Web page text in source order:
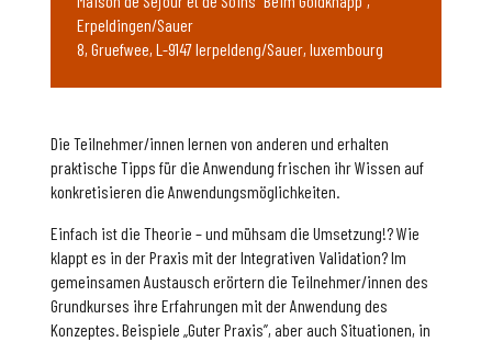
Die Teilnehmer/innen lernen von anderen und erhalten
praktische Tipps für die Anwendung frischen ihr Wissen auf
konkretisieren die Anwendungsmöglichkeiten.
Einfach ist die Theorie – und mühsam die Umsetzung!? Wie
klappt es in der Praxis mit der Integrativen Validation? Im
gemeinsamen Austausch erörtern die Teilnehmer/innen des
Grundkurses ihre Erfahrungen mit der Anwendung des
Konzeptes. Beispiele „Guter Praxis”, aber auch Situationen, in
Erpeldingen/Sauer
8, Gruefwee, L-9147 Ierpeldeng/Sauer, luxembourg